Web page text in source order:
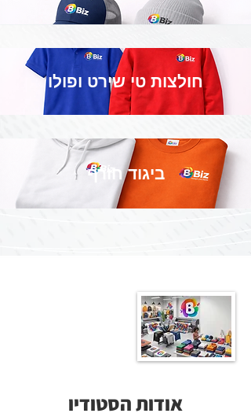
חולצות טי שירט ופולו
ביגוד חורף
אודות הסטודיו